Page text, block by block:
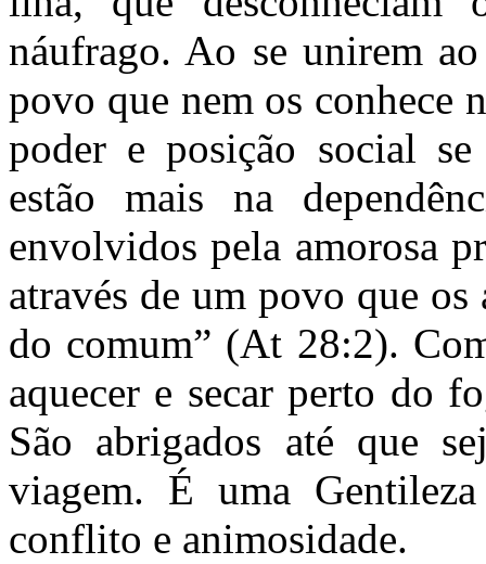
náufrago. Ao se unirem
povo que nem os conhece
poder e posição social
estão mais na
envolvidos pela amorosa
através de um povo que
do comum” (At 28:2).
aquecer e secar perto do
São abrigados até que
viagem. É uma
conflito e animosidade.